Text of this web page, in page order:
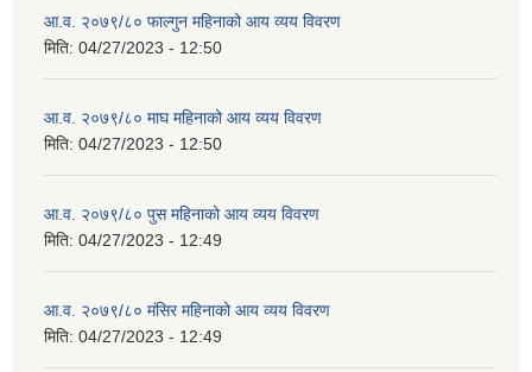
आ.व. २०७९/८० फाल्गुन महिनाको आय व्यय विवरण
मिति: 04/27/2023 - 12:50
आ.व. २०७९/८० माघ महिनाको आय व्यय विवरण
मिति: 04/27/2023 - 12:50
आ.व. २०७९/८० पुस महिनाको आय व्यय विवरण
मिति: 04/27/2023 - 12:49
आ.व. २०७९/८० मंसिर महिनाको आय व्यय विवरण
मिति: 04/27/2023 - 12:49